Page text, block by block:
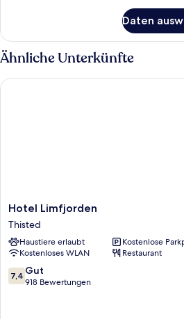
Vierbettzimmer
Daten
Ähnliche Unterkünfte
Hotel
Limfjorden
Thisted
Hotel Limfjorden
Thisted
Haustiere erlaubt
Kostenlose
Kostenloses WLAN
Restaurant
7.4
von
7,4 Gut
918 Bewertungen
Hotel Limfjorden